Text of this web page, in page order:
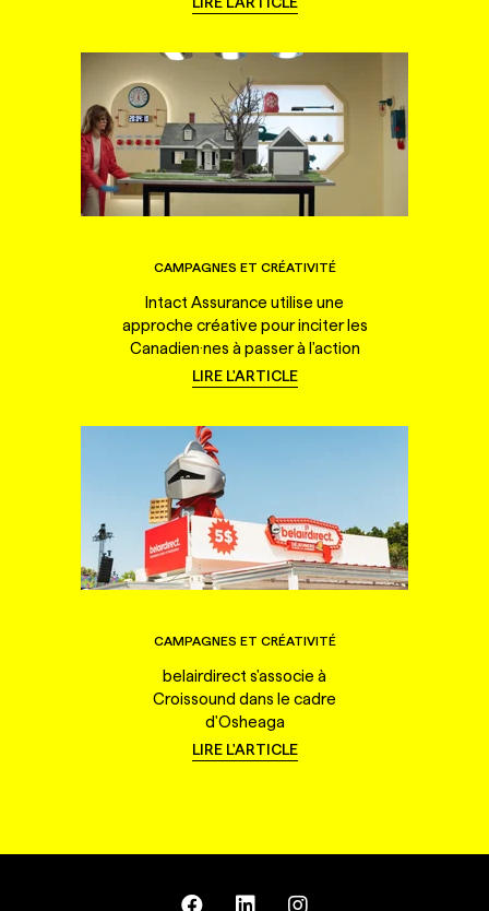
CAMPAGNES ET CRÉATIVITÉ
Intact Assurance utilise une
approche créative pour inciter les
Canadien·nes à passer à l'action
LIRE L'ARTICLE
CAMPAGNES ET CRÉATIVITÉ
belairdirect s'associe à
Croissound dans le cadre
d'Osheaga
LIRE L'ARTICLE